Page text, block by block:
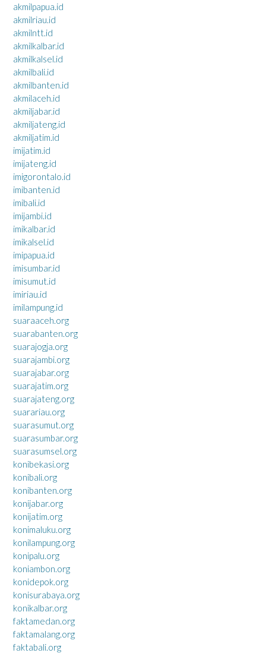
akmilpapua.id
akmilriau.id
akmilntt.id
akmilkalbar.id
akmilkalsel.id
akmilbali.id
akmilbanten.id
akmilaceh.id
akmiljabar.id
akmiljateng.id
akmiljatim.id
imijatim.id
imijateng.id
imigorontalo.id
imibanten.id
imibali.id
imijambi.id
imikalbar.id
imikalsel.id
imipapua.id
imisumbar.id
imisumut.id
imiriau.id
imilampung.id
suaraaceh.org
suarabanten.org
suarajogja.org
suarajambi.org
suarajabar.org
suarajatim.org
suarajateng.org
suarariau.org
suarasumut.org
suarasumbar.org
suarasumsel.org
konibekasi.org
konibali.org
konibanten.org
konijabar.org
konijatim.org
konimaluku.org
konilampung.org
konipalu.org
koniambon.org
konidepok.org
konisurabaya.org
konikalbar.org
faktamedan.org
faktamalang.org
faktabali.org